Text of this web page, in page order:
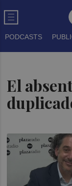
PODCASTS
El